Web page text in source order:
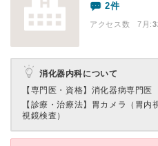
2件
アクセス数 7月:
消化器内科について
【専門医・資格】 消化器病専門医
【診療・治療法】 胃カメラ（胃内
視鏡検査）